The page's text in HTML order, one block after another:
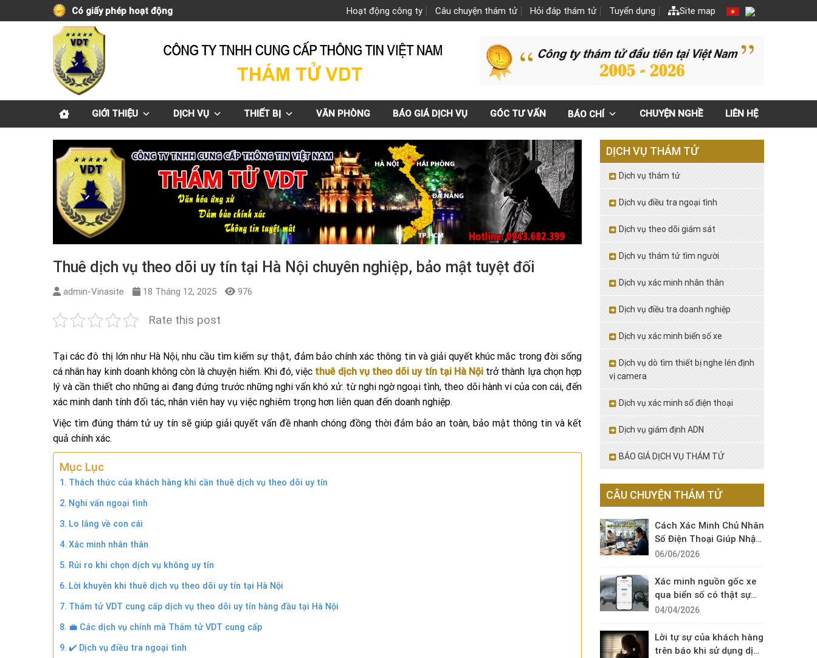
to
Có giấy phép hoạt động Hoạt động công ty Câu chuyện thám tử Hỏi đáp thám tử Tuyển dụng Site map
GIỚI THIỆU DỊCH VỤ THIẾT BỊ VĂN PHÒNG BÁO GIÁ DỊCH VỤ GÓC TƯ VẤN BÁO CHÍ CHUYỆN NGHỀ LIÊN HỆ
Thuê dịch vụ theo dõi uy tín tại Hà Nội chuyên nghiệp, bảo mật tuyệt đối
admin-Vinasite 18 Tháng 12, 2025 976
Rate this post
Tại các đô thị lớn như Hà Nội, nhu cầu tìm kiếm sự thật, đảm bảo chính xác thông tin và giải quyết khúc mắc trong đời sống
cá nhân hay kinh doanh không còn là chuyện hiếm. Khi đó, việc thuê dịch vụ theo dõi uy tín tại Hà Nội trở thành lựa chọn hợp
lý và cần thiết cho những ai đang đứng trước những nghi vấn khó xử: từ nghi ngờ ngoại tình, theo dõi hành vi của con cái, đến
xác minh danh tính đối tác, nhân viên hay vụ việc nghiêm trọng hơn liên quan đến doanh nghiệp.
Việc tìm đúng thám tử uy tín sẽ giúp giải quyết vấn đề nhanh chóng đồng thời đảm bảo an toàn, bảo mật thông tin và kết
quả chính xác.
Mục Lục
Thách thức của khách hàng khi cần thuê dịch vụ theo dõi uy tín
Nghi vấn ngoại tình
Lo lắng về con cái
Xác minh nhân thân
Rủi ro khi chọn dịch vụ không uy tín
Lời khuyên khi thuê dịch vụ theo dõi uy tín tại Hà Nội
Thám tử VDT cung cấp dịch vụ theo dõi uy tín hàng đầu tại Hà Nội
💼 Các dịch vụ chính mà Thám tử VDT cung cấp
✔️ Dịch vụ điều tra ngoại tình
DỊCH VỤ THÁM TỬ
Dịch vụ thám tử
Dịch vụ điều tra ngoại tình
Dịch vụ theo dõi giám sát
Dịch vụ thám tử tìm người
Dịch vụ xác minh nhân thân
Dịch vụ điều tra doanh nghiệp
Dịch vụ xác minh biển số xe
Dịch vụ dò tìm thiết bị nghe lén định
vị camera
Dịch vụ xác minh số điện thoại
Dịch vụ giám định ADN
BÁO GIÁ DỊCH VỤ THÁM TỬ
CÂU CHUYỆN THÁM TỬ
Cách Xác Minh Chủ Nhân
Số Điện Thoại Giúp Nhận
Diện Cuộc Gọi Đáng Ngờ
06/06/2026
Xác minh nguồn gốc xe
qua biển số có thật sự
cần thiết?
04/04/2026
Lời tự sự của khách hàng
trên báo khi sử dụng dịch